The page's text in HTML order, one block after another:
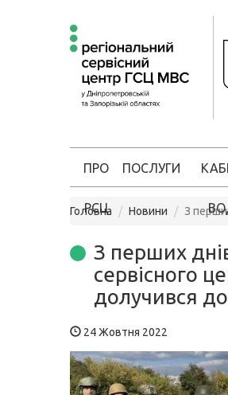
ПРО
РСЦ
ПОСЛУГИ
Головна Новини З
З перших
сервісного
долучився
24 Жовтня 2022